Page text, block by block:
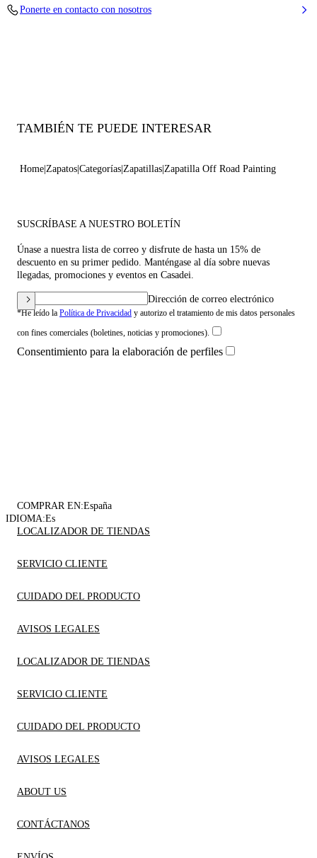
Ponerte en contacto con nosotros
TAMBIÉN TE PUEDE INTERESAR
Home Zapatos Categorías Zapatillas Zapatilla Off Road Painting
SUSCRÍBASE A NUESTRO BOLETÍN
Únase a nuestra lista de correo y disfrute de hasta un 15% de
descuento en su primer pedido. Manténgase al día sobre nuevas
llegadas, promociones y eventos en Casadei.
Dirección de correo electrónico
*He leído la Política de Privacidad y autorizo el tratamiento de mis datos personales
con fines comerciales (boletines, noticias y promociones).
Consentimiento para la elaboración de perfiles
COMPRAR EN:España
IDIOMA:Es
LOCALIZADOR DE TIENDAS
SERVICIO CLIENTE
CUIDADO DEL PRODUCTO
AVISOS LEGALES
LOCALIZADOR DE TIENDAS
SERVICIO CLIENTE
CUIDADO DEL PRODUCTO
AVISOS LEGALES
ABOUT US
CONTÁCTANOS